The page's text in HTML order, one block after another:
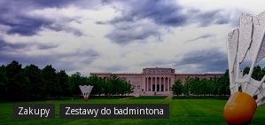
Zakupy Zestawy do badmintona